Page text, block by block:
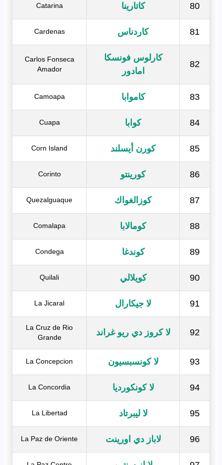
80 كاتارينا Catarina
81 كاردناس Cardenas
82
كارلوس فونسكا
امادور
Carlos Fonseca
Amador
83 كاموابا Camoapa
84 كوابا Cuapa
85 كورن أيسلند Corn Island
86 كورينتو Corinto
87 كوزالغواك Quezalguaque
88 كومالابا Comalapa
89 كوندغا Condega
90 كويلالي Quilali
91 لا جيكارال La Jicaral
92 لا كروز دي ريو غراند
La Cruz de Rio
Grande
93 لا كونسبسيون La Concepcion
94 لا كونكورديا La Concordia
95 لا ليبرتاد La Libertad
96 لاباز دي اورينت La Paz de Oriente